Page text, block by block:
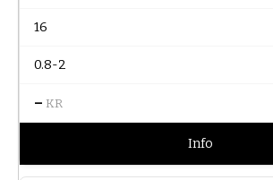
16
0.8-2
– KR
Info